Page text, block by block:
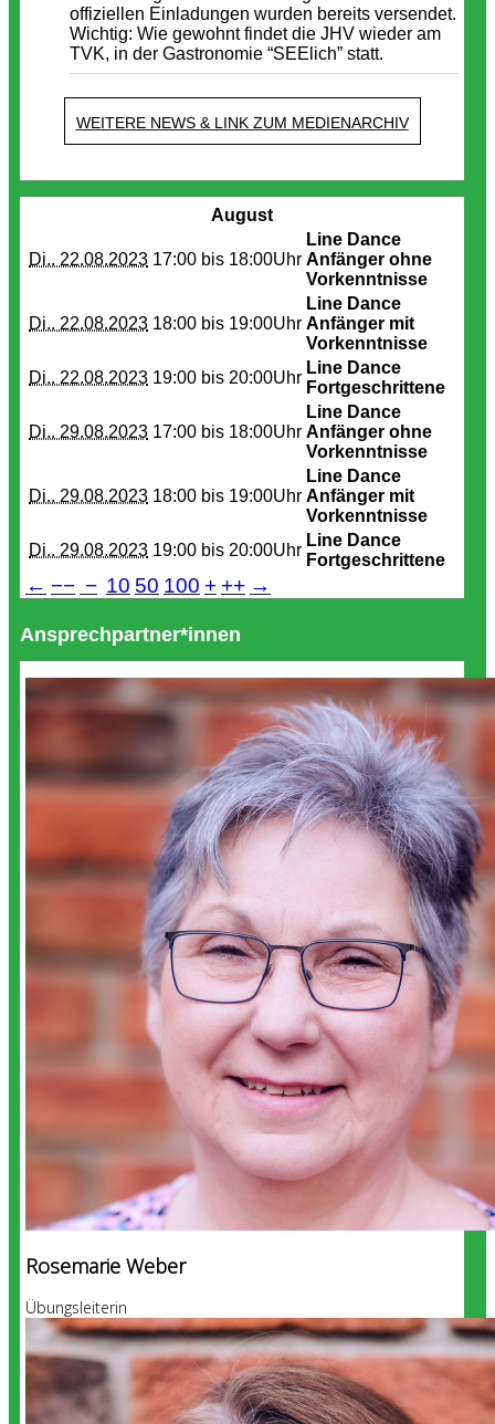
offiziellen Einladungen wurden bereits versendet.
Wichtig: Wie gewohnt findet die JHV wieder am
TVK, in der Gastronomie “SEElich” statt.
WEITERE NEWS & LINK ZUM MEDIENARCHIV
August
Di.. 22.08.2023 17:00 bis 18:00Uhr
Line Dance
Anfänger ohne
Vorkenntnisse
Di.. 22.08.2023 18:00 bis 19:00Uhr
Line Dance
Anfänger mit
Vorkenntnisse
Di.. 22.08.2023 19:00 bis 20:00Uhr
Line Dance
Fortgeschrittene
Di.. 29.08.2023 17:00 bis 18:00Uhr
Line Dance
Anfänger ohne
Vorkenntnisse
Di.. 29.08.2023 18:00 bis 19:00Uhr
Line Dance
Anfänger mit
Vorkenntnisse
Di.. 29.08.2023 19:00 bis 20:00Uhr
Line Dance
Fortgeschrittene
← −− − 10 50 100 + ++ →
Ansprechpartner*innen
Rosemarie Weber
Übungsleiterin